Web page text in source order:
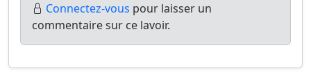
Connectez-vous pour laisser un
commentaire sur ce lavoir.